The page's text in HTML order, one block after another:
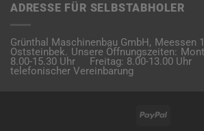
ADRESSE FÜR SELBSTABHOLER
Grünthal Maschinenbau GmbH, Meessen
Oststeinbek. Unsere Öffnungszeiten:
8.00-15.30 Uhr Freitag: 8.00-13.00 Uhr
telefonischer Vereinbarung
PayPal